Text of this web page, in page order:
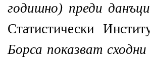
годишно) преди
Статистически
Борса показват